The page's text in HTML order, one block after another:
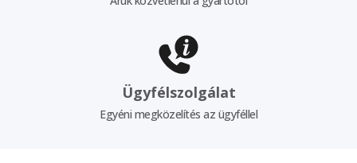
Ügyfélszolgálat
Egyéni megközelítés az ügyféllel